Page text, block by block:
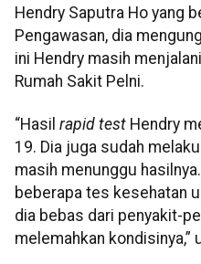
Hendry Saputra Ho yang
Pengawasan, dia
ini Hendry masih
Rumah Sakit Pelni.
“Hasil rapid test Hendry
19. Dia juga sudah
masih menunggu
beberapa tes kesehatan
dia bebas dari penyakit-
melemahkan kondisinya,”